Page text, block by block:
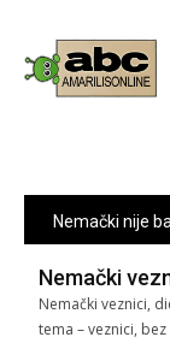
Nemački nije
Nemački
Nemački veznici,
tema – veznici,